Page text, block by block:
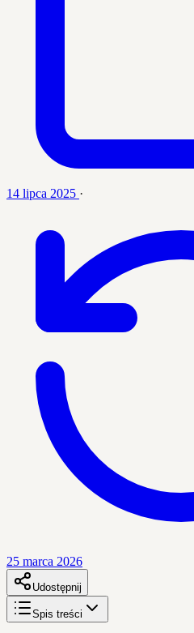
14 lipca 2025 ·
25 marca 2026
Udostępnij
Spis treści